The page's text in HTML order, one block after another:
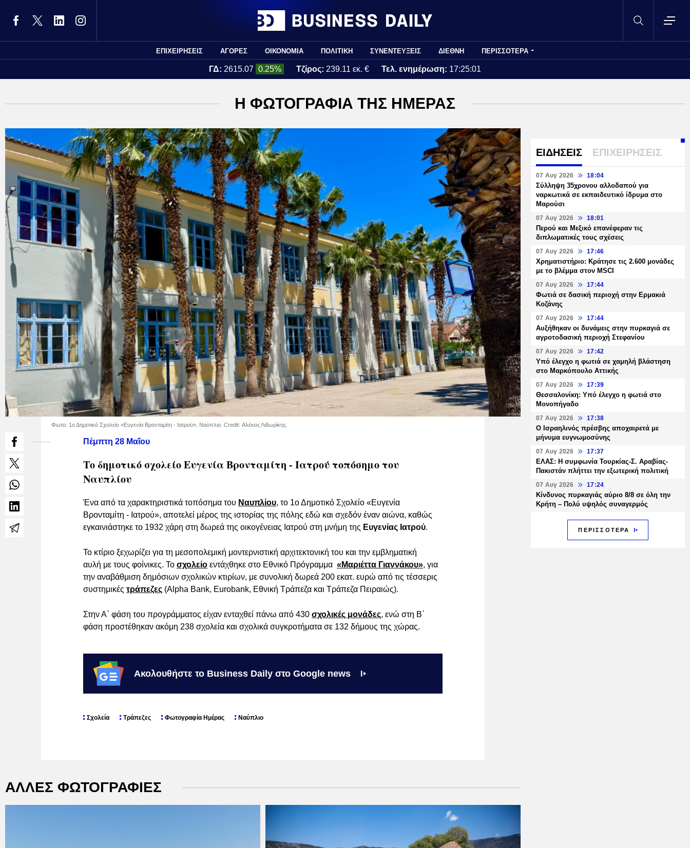
ΕΠΙΧΕΙΡΗΣΕΙΣ ΑΓΟΡΕΣ ΟΙΚΟΝΟΜΙΑ ΠΟΛΙΤΙΚΗ ΣΥΝΕΝΤΕΥΞΕΙΣ ΔΙΕΘΝΗ ΠΕΡΙΣΣΟΤΕΡΑ
ΓΔ: 2615.07 0.25% Τζίρος: 239.11 εκ. € Τελ. ενημέρωση: 17:25:01
Η ΦΩΤΟΓΡΑΦΙΑ ΤΗΣ ΗΜΕΡΑΣ
Φωτο: 1ο Δημοτικό Σχολείο «Ευγενία Βρονταμίτη - Ιατρού», Ναύπλιο. Credit: Αλέκος Λιδωρίκης.
Πέμπτη 28 Μαΐου
Το δημοτικό σχολείο Ευγενία Βρονταμίτη - Ιατρού τοπόσημο του
Ναυπλίου
Ένα από τα χαρακτηριστικά τοπόσημα του Ναυπλίου, το 1ο Δημοτικό Σχολείο «Ευγενία
Βρονταμίτη - Ιατρού», αποτελεί μέρος της ιστορίας της πόλης εδώ και σχεδόν έναν αιώνα, καθώς
εγκαινιάστηκε το 1932 χάρη στη δωρεά της οικογένειας Ιατρού στη μνήμη της Ευγενίας Ιατρού.
Το κτίριο ξεχωρίζει για τη μεσοπολεμική μοντερνιστική αρχιτεκτονική του και την εμβληματική
αυλή με τους φοίνικες. Το σχολείο εντάχθηκε στο Εθνικό Πρόγραμμα «Μαριέττα Γιαννάκου», για
την αναβάθμιση δημόσιων σχολικών κτιρίων, με συνολική δωρεά 200 εκατ. ευρώ από τις τέσσερις
συστημικές τράπεζες (Alpha Bank, Eurobank, Εθνική Τράπεζα και Τράπεζα Πειραιώς).
Στην Α΄ φάση του προγράμματος είχαν ενταχθεί πάνω από 430 σχολικές μονάδες, ενώ στη Β΄
φάση προστέθηκαν ακόμη 238 σχολεία και σχολικά συγκροτήματα σε 132 δήμους της χώρας.
Ακολουθήστε το Business Daily στο Google news
Σχολεία Τράπεζες Φωτογραφία Ημέρας Ναύπλιο
ΑΛΛΕΣ ΦΩΤΟΓΡΑΦΙΕΣ
ΕΙΔΗΣΕΙΣ ΕΠΙΧΕΙΡΗΣΕΙΣ
07 Αυγ 2026 18:04
Σύλληψη 35χρονου αλλοδαπού για
ναρκωτικά σε εκπαιδευτικό ίδρυμα στο
Μαρούσι
07 Αυγ 2026 18:01
Περού και Μεξικό επανέφεραν τις
διπλωματικές τους σχέσεις
07 Αυγ 2026 17:46
Χρηματιστήριο: Κράτησε τις 2.600 μονάδες
με το βλέμμα στον MSCI
07 Αυγ 2026 17:44
Φωτιά σε δασική περιοχή στην Ερμακιά
Κοζάνης
07 Αυγ 2026 17:44
Αυξήθηκαν οι δυνάμεις στην πυρκαγιά σε
αγροτοδασική περιοχή Στεφανίου
07 Αυγ 2026 17:42
Υπό έλεγχο η φωτιά σε χαμηλή βλάστηση
στο Μαρκόπουλο Αττικής
07 Αυγ 2026 17:39
Θεσσαλονίκη: Υπό έλεγχο η φωτιά στο
Μονοπήγαδο
07 Αυγ 2026 17:38
Ο Ισραηλινός πρέσβης αποχαιρετά με
μήνυμα ευγνωμοσύνης
07 Αυγ 2026 17:37
ΕΛΑΣ: Η συμφωνία Τουρκίας-Σ. Αραβίας-
Πακιστάν πλήττει την εξωτερική πολιτική
07 Αυγ 2026 17:24
Κίνδυνος πυρκαγιάς αύριο 8/8 σε όλη την
Κρήτη – Πολύ υψηλός συναγερμός
ΠΕΡΙΣΣΟΤΕΡΑ